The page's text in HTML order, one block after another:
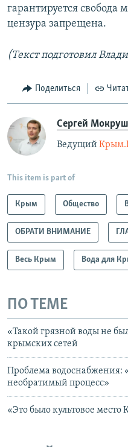
гарантируется
цензура запрещена.
(Текст подготовил
Поделиться
Сергей
Ведущий
This item is part of
Крым Общество
ОБРАТИ ВНИМАНИЕ
Весь Крым Вода для
ПО ТЕМЕ
«Такой грязной воды не
крымских сетей
Проблема водоснабжения:
необратимый процесс»
«Это было культовое место